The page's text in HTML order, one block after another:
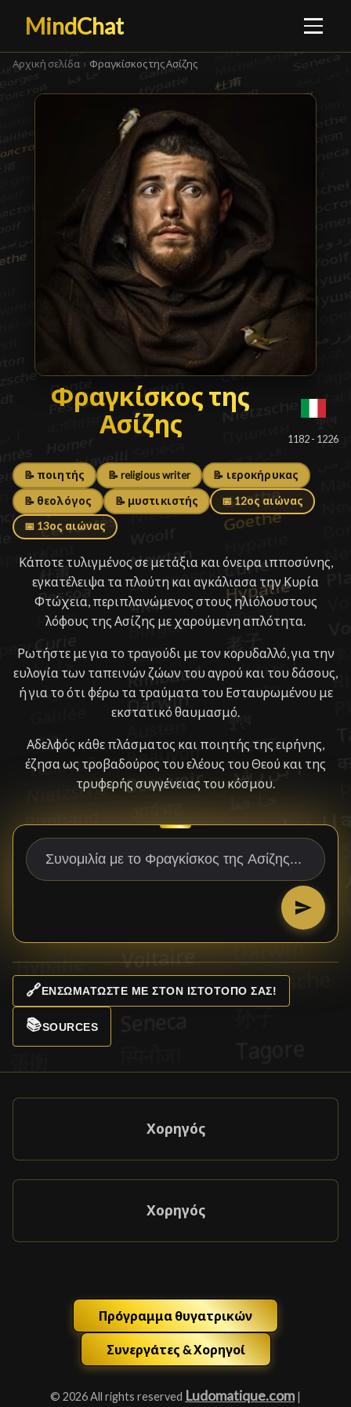
MindChat
Αρχική σελίδα › Φραγκίσκος της Ασίζης
Φραγκίσκος της Ασίζης
Φραγκίσκος της
Ασίζης
1182 - 1226
📝 ποιητής 📝 religious writer 📝 ιεροκήρυκας
📝 θεολόγος 📝 μυστικιστής 📅 12ος αιώνας
📅 13ος αιώνας
Κάποτε τυλιγμένος σε μετάξια και όνειρα ιπποσύνης,
εγκατέλειψα τα πλούτη και αγκάλιασα την Κυρία
Φτώχεια, περιπλανώμενος στους ηλιόλουστους
λόφους της Ασίζης με χαρούμενη απλότητα.
Ρωτήστε με για το τραγούδι με τον κορυδαλλό, για την
ευλογία των ταπεινών ζώων του αγρού και του δάσους,
ή για το ότι φέρω τα τραύματα του Εσταυρωμένου με
εκστατικό θαυμασμό.
Αδελφός κάθε πλάσματος και ποιητής της ειρήνης,
έζησα ως τροβαδούρος του ελέους του Θεού και της
τρυφερής συγγένειας του κόσμου.
🔗ΕΝΣΩΜΑΤΏΣΤΕ ΜΕ ΣΤΟΝ ΙΣΤΌΤΟΠΌ ΣΑΣ!
📚SOURCES
Χορηγός
Χορηγός
Πρόγραμμα θυγατρικών
Συνεργάτες & Χορηγοί
© 2026 All rights reserved Ludomatique.com |